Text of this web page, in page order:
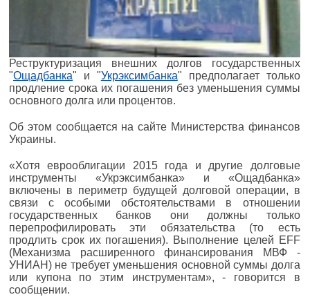
Реструктуризация внешних долгов государственных
"Ощадбанка" и "Укрэксимбанка" предполагает только
продление срока их погашения без уменьшения суммы
основного долга или процентов.
Об этом сообщается на сайте Министерства финансов
Украины.
«Хотя еврооблигации 2015 года и другие долговые
инструменты «Укрэксимбанка» и «Ощадбанка»
включены в периметр будущей долговой операции, в
связи с особыми обстоятельствами в отношении
государственных банков они должны только
перепрофилировать эти обязательства (то есть
продлить срок их погашения). Выполнение целей EFF
(Механизма расширенного финансирования МВФ -
УНИАН) не требует уменьшения основной суммы долга
или купона по этим инструментам», - говорится в
сообщении.